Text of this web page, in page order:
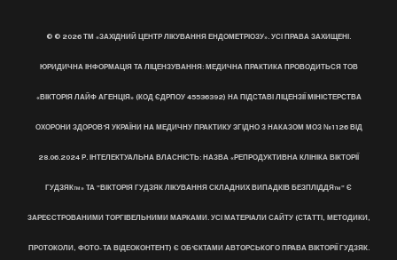
© © 2026 ТМ «ЗАХІДНИЙ ЦЕНТР ЛІКУВАННЯ ЕНДОМЕТРІОЗУ». УСІ ПРАВА ЗАХИЩЕНІ.
ЮРИДИЧНА ІНФОРМАЦІЯ ТА ЛІЦЕНЗУВАННЯ: МЕДИЧНА ПРАКТИКА ПРОВОДИТЬСЯ ТОВ
«ВІКТОРІЯ ЛАЙФ АГЕНЦІЯ» (КОД ЄДРПОУ 45536392) НА ПІДСТАВІ ЛІЦЕНЗІЇ МІНІСТЕРСТВА
ОХОРОНИ ЗДОРОВ’Я УКРАЇНИ НА МЕДИЧНУ ПРАКТИКУ ЗГІДНО З НАКАЗОМ МОЗ №1126 ВІД
28.06.2024 Р. ІНТЕЛЕКТУАЛЬНА ВЛАСНІСТЬ: НАЗВА «РЕПРОДУКТИВНА КЛІНІКА ВІКТОРІЇ
ГУДЗЯК™» ТА "ВІКТОРІЯ ГУДЗЯК ЛІКУВАННЯ СКЛАДНИХ ВИПАДКІВ БЕЗПЛІДДЯ™" Є
ЗАРЕЄСТРОВАНИМИ ТОРГІВЕЛЬНИМИ МАРКАМИ. УСІ МАТЕРІАЛИ САЙТУ (СТАТТІ, МЕТОДИКИ,
ПРОТОКОЛИ, ФОТО- ТА ВІДЕОКОНТЕНТ) Є ОБ’ЄКТАМИ АВТОРСЬКОГО ПРАВА ВІКТОРІЇ ГУДЗЯК.